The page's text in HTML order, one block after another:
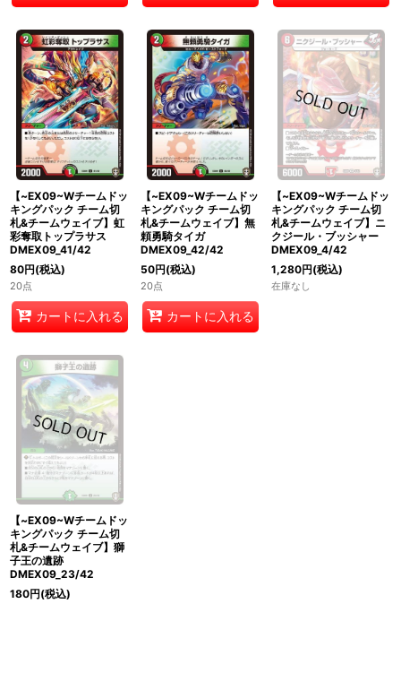
【~EX09~Wチームドッ
キングパック チーム切
札&チームウェイブ】虹
彩奪取トップラサス
DMEX09_41/42
80円(税込)
20点
カートに入れる
【~EX09~Wチームドッ
キングパック チーム切
札&チームウェイブ】無
頼勇騎タイガ
DMEX09_42/42
50円(税込)
20点
カートに入れる
【~EX09~Wチームドッ
キングパック チーム切
札&チームウェイブ】ニ
クジール・ブッシャー
DMEX09_4/42
1,280円(税込)
在庫なし
【~EX09~Wチームドッ
キングパック チーム切
札&チームウェイブ】獅
子王の遺跡
DMEX09_23/42
180円(税込)